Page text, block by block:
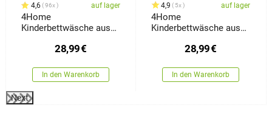
4,6 96x auf lager
4Home
Kinderbettwäsche aus
140 x 200 cm, 70 x 90
28,99€
In den Warenkorb
4,9 5x auf lager
4Home
Kinderbettwäsche aus
Dream, 140 x 200 cm, 70
28,99€
In den Warenkorb
Next